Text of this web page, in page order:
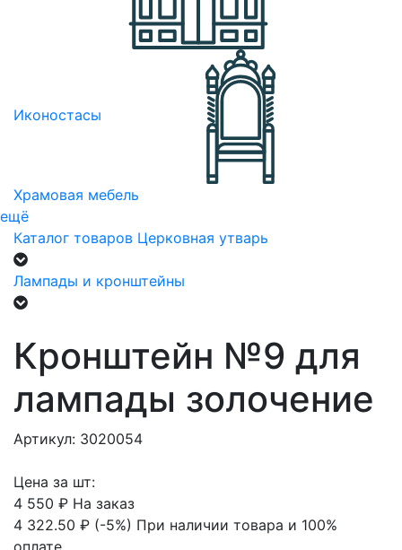
Иконостасы
Храмовая мебель
ещё
Каталог товаров Церковная утварь
Лампады и кронштейны
Кронштейн №9 для
лампады золочение
Артикул: 3020054
Цена за шт:
4 550 ₽ На заказ
4 322.50 ₽ (-5%) При наличии товара и 100%
оплате